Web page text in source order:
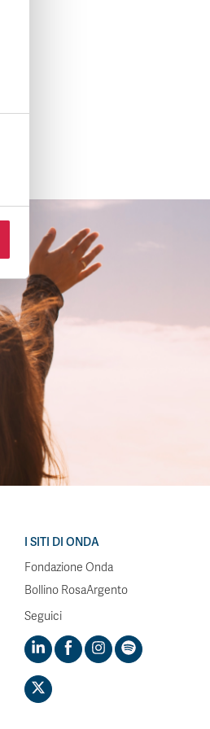
I SITI DI ONDA
Fondazione Onda
Bollino RosaArgento
Seguici